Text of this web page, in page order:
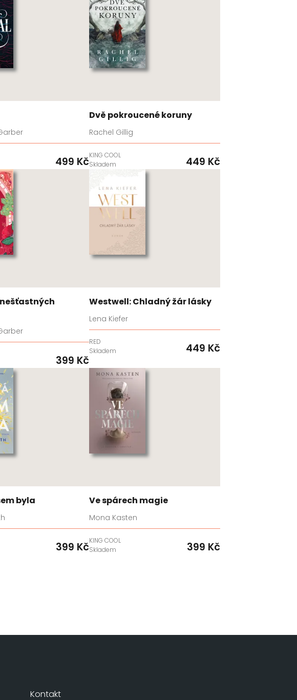
499 Kč
Dvě pokroucené koruny
Rachel Gillig
KING COOL
Skladem
449 Kč
399 Kč
Westwell: Chladný žár lásky
Lena Kiefer
RED
Skladem
449 Kč
byla
399 Kč
Ve spárech magie
Mona Kasten
KING COOL
Skladem
399 Kč
Kontakt